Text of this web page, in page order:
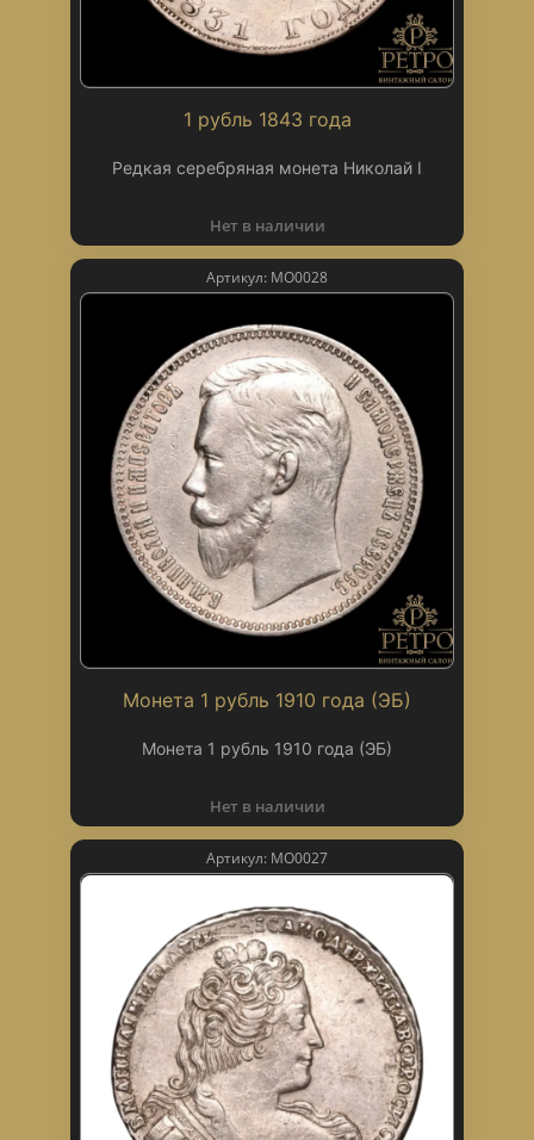
1 рубль 1843 года
Редкая серебряная монета Николай I
Нет в наличии
Артикул: МО0028
Монета 1 рубль 1910 года (ЭБ)
Монета 1 рубль 1910 года (ЭБ)
Нет в наличии
Артикул: МО0027